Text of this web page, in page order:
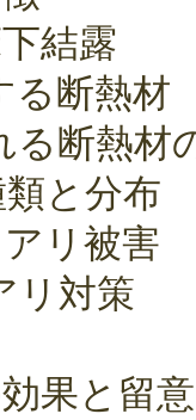
結露
る断熱材
る断熱材
と分布
リ被害
リ対策
果と留